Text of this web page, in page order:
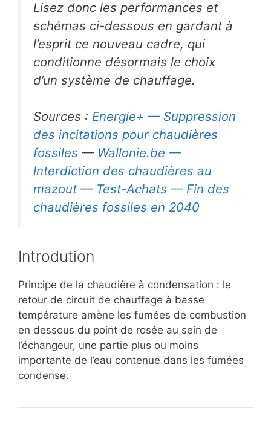
Lisez donc les performances et
schémas ci-dessous en gardant à
l’esprit ce nouveau cadre, qui
conditionne désormais le choix
d’un système de chauffage.
Sources : Energie+ — Suppression
des incitations pour chaudières
fossiles — Wallonie.be —
Interdiction des chaudières au
mazout— Test-Achats — Fin des
chaudières fossiles en 2040
Introdution
Principe de la chaudière à condensation : le
retour de circuit de chauffage à basse
température amène les fumées de combustion
en dessous du point de rosée au sein de
l’échangeur, une partie plus ou moins
importante de l’eau contenue dans les fumées
condense.